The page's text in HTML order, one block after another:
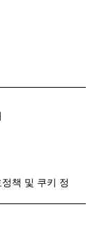
책 및 쿠키 정